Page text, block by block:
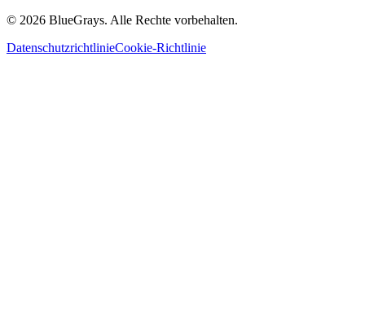
© 2026 BlueGrays. Alle Rechte vorbehalten.
DatenschutzrichtlinieCookie-Richtlinie